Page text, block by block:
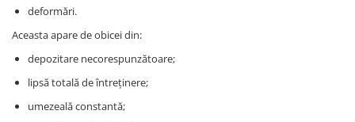
deformări.
Aceasta apare de obicei din:
depozitare necorespunzătoare;
lipsă totală de întreținere;
umezeală constantă;